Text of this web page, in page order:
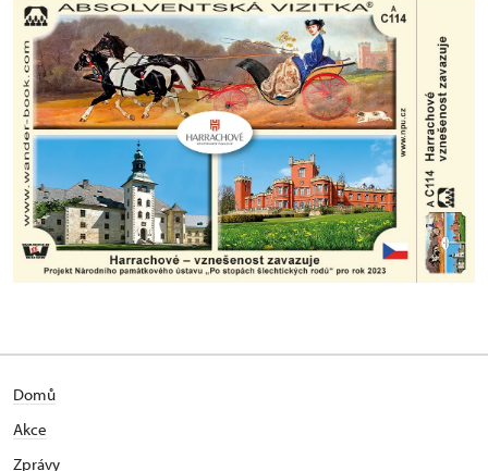
Domů
Akce
Zprávy